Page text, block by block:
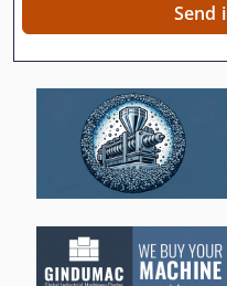
Tre Gravering Maskin
Tre Gripper
Tre Kjeler
Tre Maskin
Tre Maskinering Senter
Send